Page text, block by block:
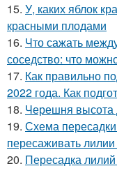
15. У, каких яблок
красными плодами
16. Что сажать
соседство: что
17. Как правильно
2022 года. Как
18. Черешня
19. Схема
пересаживать
20. Пересадка